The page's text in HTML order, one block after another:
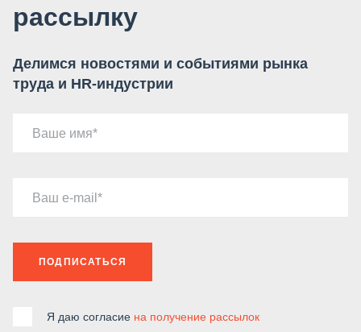
рассылку
Делимся новостями и событиями рынка
труда и HR-индустрии
Ваше имя
Ваш e-mail
ПОДПИСАТЬСЯ
Я даю согласие на получение рассылок